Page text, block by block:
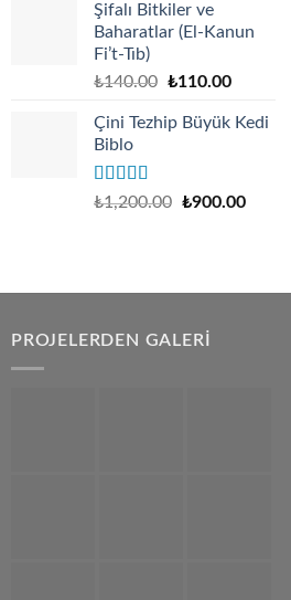
was:
₺150.00.₺140.00.
Şifalı Bitkiler ve
Baharatlar (El-Kanun
Fi’t-Tıb)
₺140.00 Original
was:
₺110.00Current
is:
Çini Tezhip Büyük Kedi
Biblo
Rated5.00
₺1,200.00 ₺900.00
PROJELERDEN GALERİ